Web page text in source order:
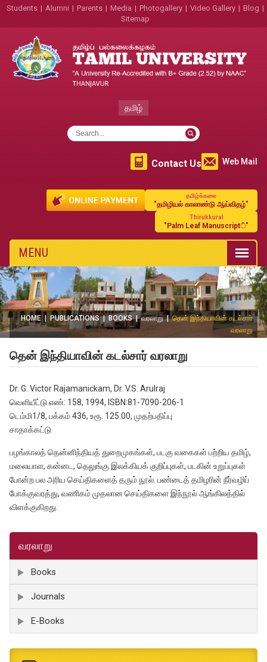
Students | Alumni | Parents | Media | Photogallery | Video Gallery | Blog |
Sitemap
தமிழ்
Web Mail
Contact Us
தமிழ்க்கலை
"தமிழியல் காலாண்டு ஆய்விதழ்"
Thirukkural
"Palm Leaf Manuscript்"
MENU
HOME PUBLICATIONS | BOOKS | வரலாறு | தென் இந்தியாவின் கடல்சார்
வரலாறு
தென் இந்தியாவின் கடல்சார் வரலாறு
Dr. G. Victor Rajamanickam, Dr. V.S. Arulraj
வெளியீட்டு எண்: 158, 1994, ISBN:81-7090-206-1
டெம்மி1/8, பக்கம் 436, உரூ. 125.00, முதற்பதிப்பு
சாதாக்கட்டு
பழங்காலத் தென்னிந்தியத் துறைமுகங்கள், படகு வகைகள் பற்றிய தமிழ்,
மலையாள, கன்னட, தெலுங்கு இலக்கியக் குறிப்புகள், படகின் உறுப்புகள்
போன்ற பல அரிய செய்திகளைத் தரும் நூல். பண்டைத் தமிழரின் நீர்வழிப்
போக்குவரத்து, வணிகம் முதலான செய்திகளை இந்நூல் ஆங்கிலத்தில்
விளக்குகிறது.
வரலாறு
Books
Journals
E-Books